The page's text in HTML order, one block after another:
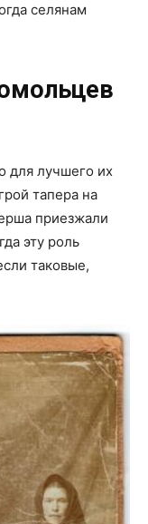
селянам
для лучшего их
тапера на
приезжали
эту роль
таковые,